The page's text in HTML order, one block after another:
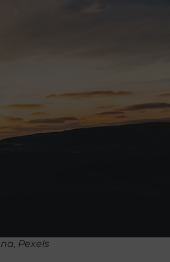
Pexels